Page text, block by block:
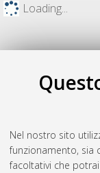
Nel nostro sito
funzionamento, sia
facoltativi che
Loading...